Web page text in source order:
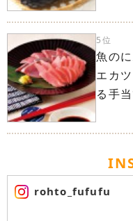
5位
魚の
エカ
る手
rohto_fufufu